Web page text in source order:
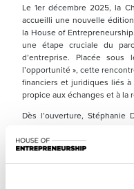
Le 1er décembre 2025, la
accueilli une nouvelle
la House of
une étape cruciale du
d’entreprise. Placée
l’opportunité », cette
financiers et juridiques liés à
propice aux échanges et à la
Dès l’ouverture, Stéphanie
Chambre de Commerce, et
PME, de l’Énergie et du
transmission bien préparée,
Le Ministre a également